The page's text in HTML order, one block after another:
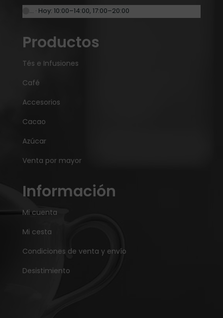
… · Hoy: 10:00–14:00, 17:00–20:00
Productos
Tés e Infusiones
Café
Accesorios
Cacao
Azúcar
Venta por mayor
Información
Mi cuenta
Mi cesta
Condiciones de venta y envío
Desistimiento